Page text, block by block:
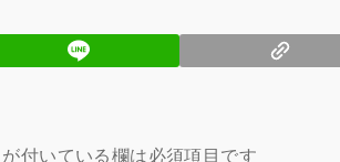
が付いている欄は必須項目です